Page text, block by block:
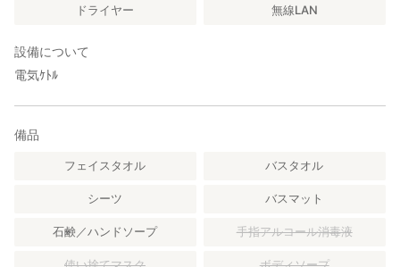
ドライヤー 無線LAN
設備について
電気ｹﾄﾙ
備品
フェイスタオル バスタオル
シーツ バスマット
石鹸／ハンドソープ 手指アルコール消毒液